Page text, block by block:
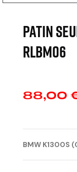
Patin
RLBM06
88,00
BMW K1300S